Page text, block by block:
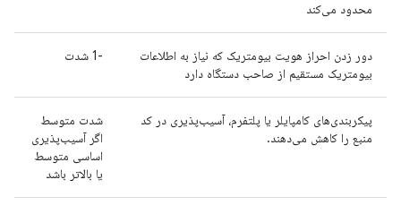
محدود می‌کند
دور زدن احراز هویت بیومتریک که نیاز به اطلاعات
بیومتریک مستقیم از صاحب دستگاه دارد
-1 شدت
پیکربندی‌های کامپایلر یا پلتفرم، آسیب‌پذیری در کد
منبع را کاهش می‌دهند.
شدت متوسط ​​
اگر آسیب‌پذیری
اساسی متوسط ​​
یا بالاتر باشد